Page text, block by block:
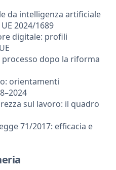
da intelligenza artificiale
2024/1689
digitale: profili
dopo la riforma
orientamenti
sul lavoro: il quadro
71/2017: efficacia e